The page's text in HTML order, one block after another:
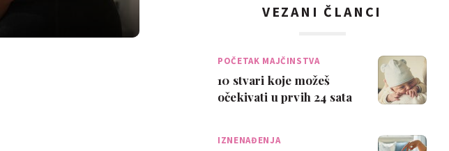
VEZANI ČLANCI
POČETAK MAJČINSTVA
10 stvari koje možeš
očekivati u prvih 24 sata
IZNENAĐENJA